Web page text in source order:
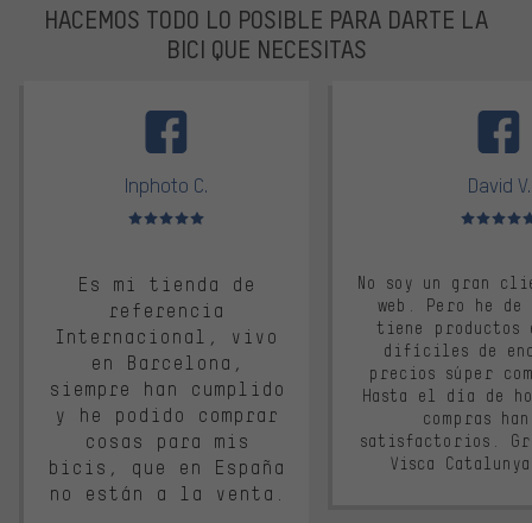
HACEMOS TODO LO POSIBLE PARA DARTE LA
BICI QUE NECESITAS
Inphoto C.
Valoración media: 5 de 5
Es mi tienda de
referencia
Internacional, vivo
en Barcelona,
siempre han cumplido
y he podido comprar
cosas para mis
bicis, que en España
no están a la venta.
David V.
Valoración
No soy un gran
web. Pero he
tiene productos
difíciles de
precios súper
Hasta el día de
compras
satisfactorios.
Visca